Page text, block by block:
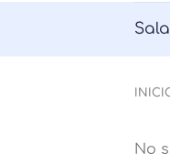
Sala
No